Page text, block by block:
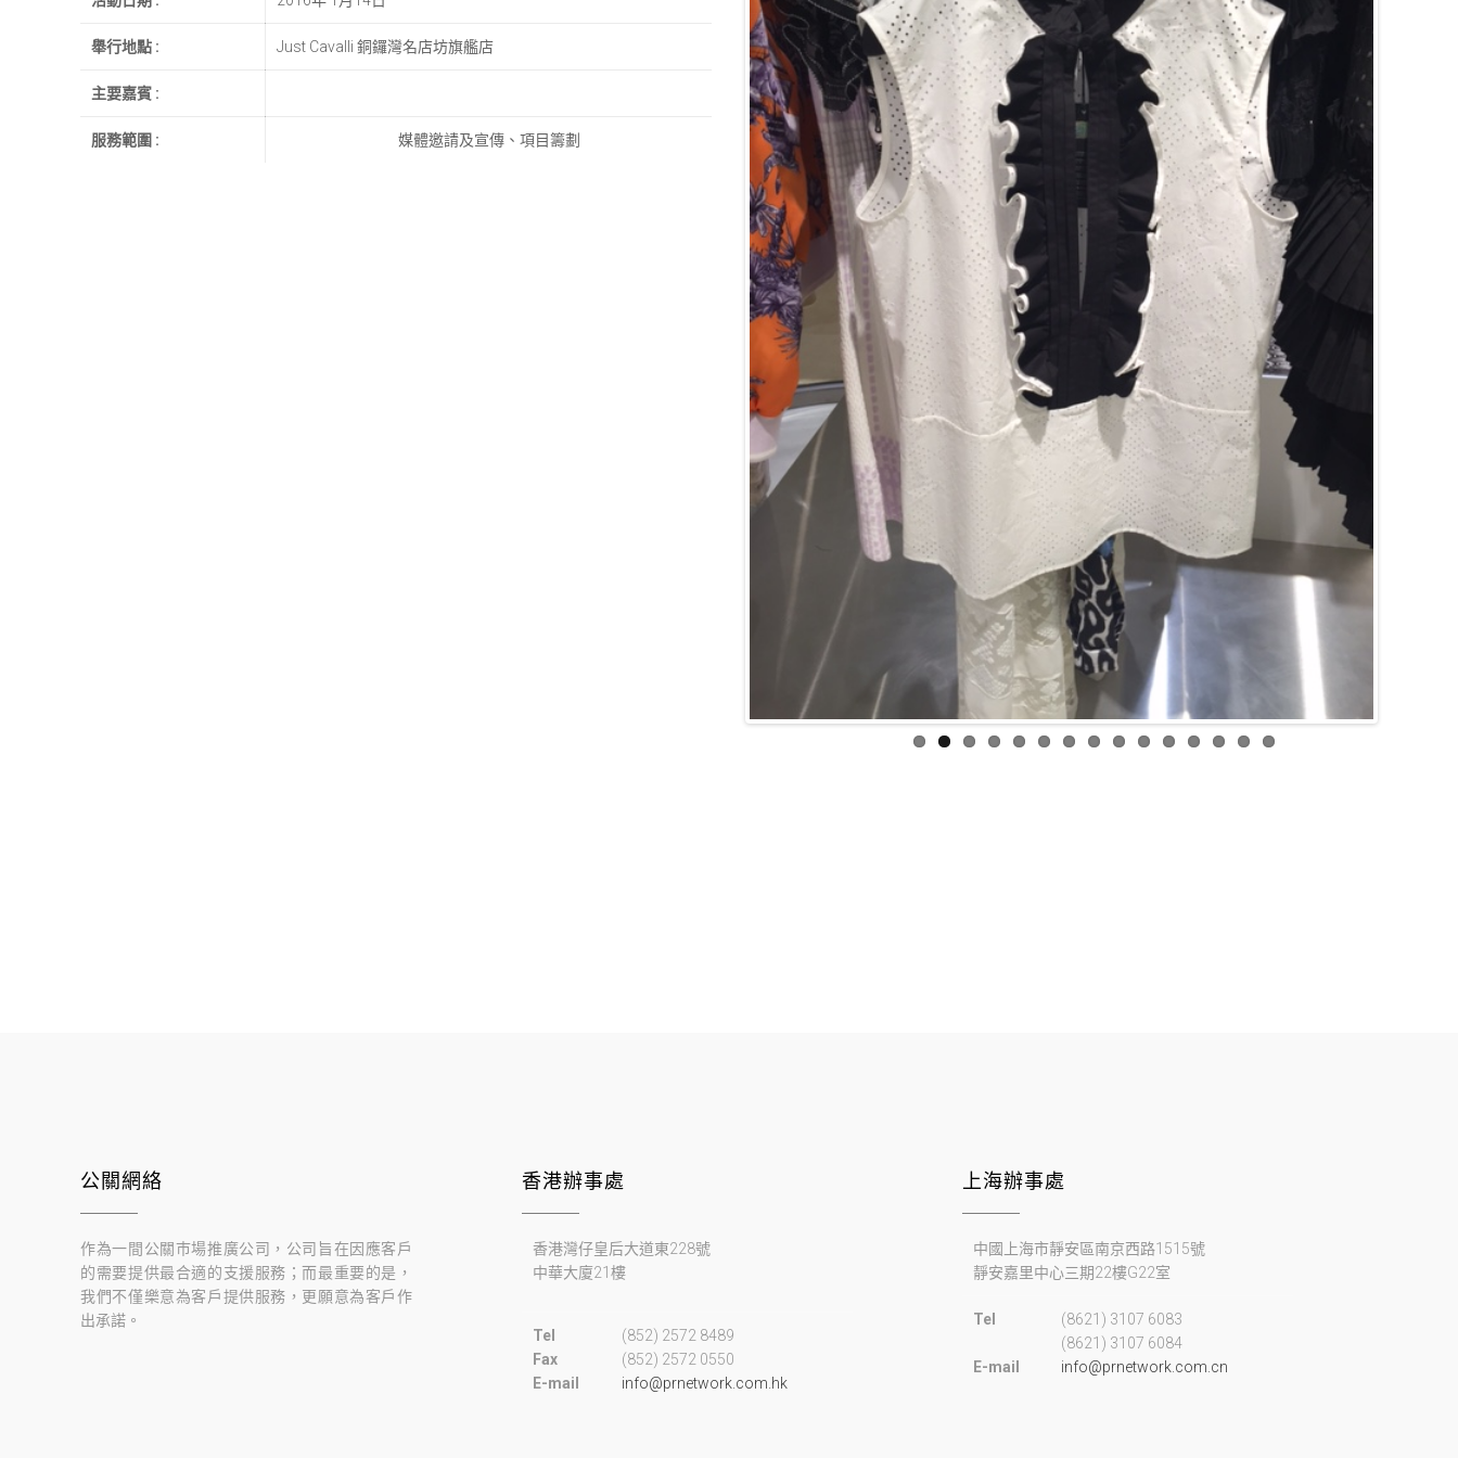
舉行地點 : Just Cavalli 銅鑼灣名店坊旗艦店
主要嘉賓 :
服務範圍 : 媒體邀請及宣傳、項目籌劃
公關網絡
作為一間公關巿場推廣公司，公司旨在因應客戶
的需要提供最合適的支援服務；而最重要的是，
我們不僅樂意為客戶提供服務，更願意為客戶作
出承諾。
香港辦事處
香港灣仔皇后大道東228號
中華大廈21樓
Tel
Fax
E-mail
(852) 2572 8489
(852) 2572 0550
info@prnetwork.com.hk
上海辦事處
中國上海市靜安區南京西路1515號
靜安嘉里中心三期22樓G22室
Tel
E-mail
(8621) 3107 6083
(8621) 3107 6084
info@prnetwork.com.cn